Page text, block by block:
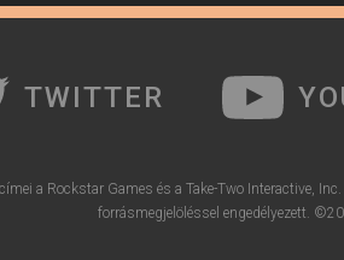
TWITTER
a Rockstar Games és a Take-Two Interactive,
forrásmegjelöléssel engedélyezett.